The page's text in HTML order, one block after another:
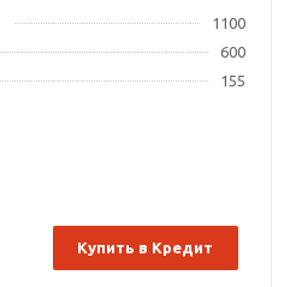
1100
600
155
Купить в Кредит